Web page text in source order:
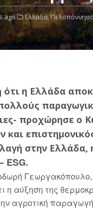
ago Ελλαδα,
ότι η Ελλάδα
προχώρησε ο
και
στην
– ESG.
Γεωργακόπουλο,
η αύξηση της
αγροτική